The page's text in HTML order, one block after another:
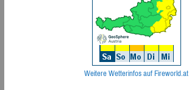
Weitere Wetterinfos auf Fireworld.at